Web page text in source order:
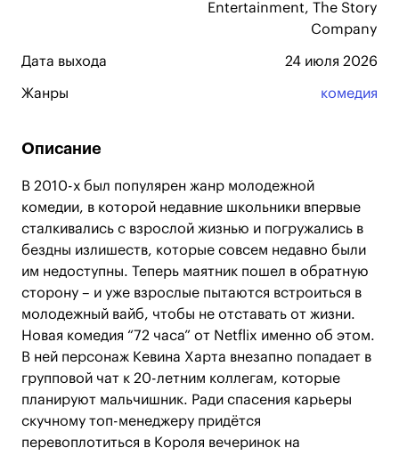
Entertainment, The Story
Company
Дата выхода 24 июля 2026
Жанры комедия
Описание
В 2010-х был популярен жанр молодежной
комедии, в которой недавние школьники впервые
сталкивались с взрослой жизнью и погружались в
бездны излишеств, которые совсем недавно были
им недоступны. Теперь маятник пошел в обратную
сторону – и уже взрослые пытаются встроиться в
молодежный вайб, чтобы не отставать от жизни.
Новая комедия “72 часа” от Netflix именно об этом.
В ней персонаж Кевина Харта внезапно попадает в
групповой чат к 20-летним коллегам, которые
планируют мальчишник. Ради спасения карьеры
скучному топ-менеджеру придётся
перевоплотиться в Короля вечеринок на